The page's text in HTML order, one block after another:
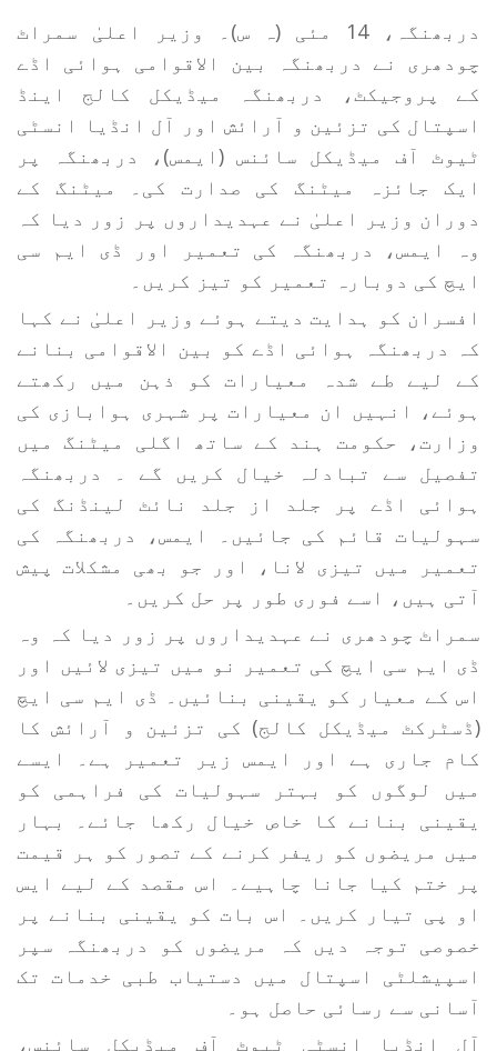
دربھنگہ، 14 مئی (ہ س)۔ وزیر اعلیٰ سمراٹ
چودھری نے دربھنگہ بین الاقوامی ہوائی اڈے
کے پروجیکٹ، دربھنگہ میڈیکل کالج اینڈ
اسپتال کی تزئین و آرائش اور آل انڈیا انسٹی
ٹیوٹ آف میڈیکل سائنس (ایمس)، دربھنگہ پر
ایک جائزہ میٹنگ کی صدارت کی۔ میٹنگ کے
دوران وزیر اعلیٰ نے عہدیداروں پر زور دیا کہ
وہ ایمس، دربھنگہ کی تعمیر اور ڈی ایم سی
ایچ کی دوبارہ تعمیر کو تیز کریں۔
افسران کو ہدایت دیتے ہوئے وزیر اعلیٰ نے کہا
کہ دربھنگہ ہوائی اڈے کو بین الاقوامی بنانے
کے لیے طے شدہ معیارات کو ذہن میں رکھتے
ہوئے، انہیں ان معیارات پر شہری ہوابازی کی
وزارت، حکومت ہند کے ساتھ اگلی میٹنگ میں
تفصیل سے تبادلہ خیال کریں گے ۔ دربھنگہ
ہوائی اڈے پر جلد از جلد نائٹ لینڈنگ کی
سہولیات قائم کی جائیں۔ ایمس، دربھنگہ کی
تعمیر میں تیزی لانا، اور جو بھی مشکلات پیش
آتی ہیں، اسے فوری طور پر حل کریں۔
سمراٹ چودھری نے عہدیداروں پر زور دیا کہ وہ
ڈی ایم سی ایچ کی تعمیر نو میں تیزی لائیں اور
اس کے معیار کو یقینی بنائیں۔ ڈی ایم سی ایچ
(ڈسٹرکٹ میڈیکل کالج) کی تزئین و آرائش کا
کام جاری ہے اور ایمس زیر تعمیر ہے۔ ایسے
میں لوگوں کو بہتر سہولیات کی فراہمی کو
یقینی بنانے کا خاص خیال رکھا جائے۔ بہار
میں مریضوں کو ریفر کرنے کے تصور کو ہر قیمت
پر ختم کیا جانا چاہیے۔ اس مقصد کے لیے ایس
او پی تیار کریں۔ اس بات کو یقینی بنانے پر
خصوصی توجہ دیں کہ مریضوں کو دربھنگہ سپر
اسپیشلٹی اسپتال میں دستیاب طبی خدمات تک
آسانی سے رسائی حاصل ہو۔
آل انڈیا انسٹی ٹیوٹ آف میڈیکل سائنس،